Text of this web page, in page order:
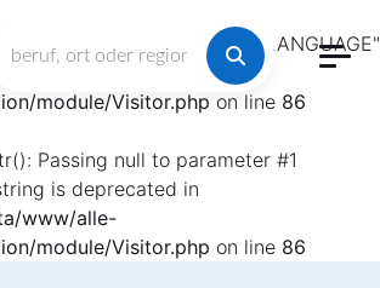
array key "HTTP_ACCEPT_LANGUAGE"
www/alle-
module/Visitor.php on line 86
Passing null to parameter #1
is deprecated in
www/alle-
module/Visitor.php on line 86